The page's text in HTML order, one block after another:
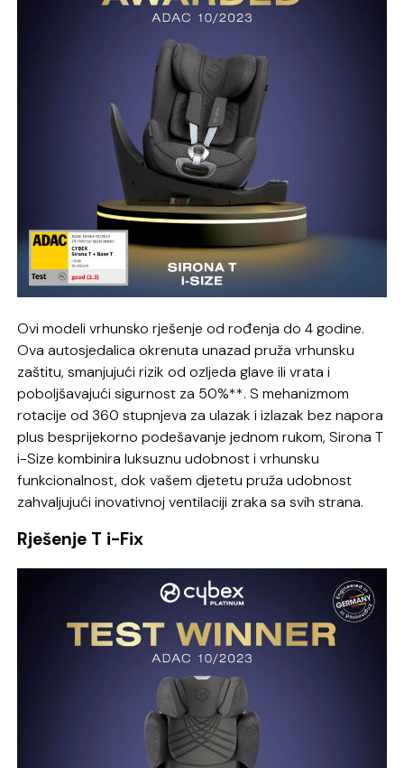
Ovi modeli vrhunsko rješenje od rođenja do 4 godine.
Ova autosjedalica okrenuta unazad pruža vrhunsku
zaštitu, smanjujući rizik od ozljeda glave ili vrata i
poboljšavajući sigurnost za 50%**. S mehanizmom
rotacije od 360 stupnjeva za ulazak i izlazak bez napora
plus besprijekorno podešavanje jednom rukom, Sirona T
i-Size kombinira luksuznu udobnost i vrhunsku
funkcionalnost, dok vašem djetetu pruža udobnost
zahvaljujući inovativnoj ventilaciji zraka sa svih strana.
Rješenje T i-Fix